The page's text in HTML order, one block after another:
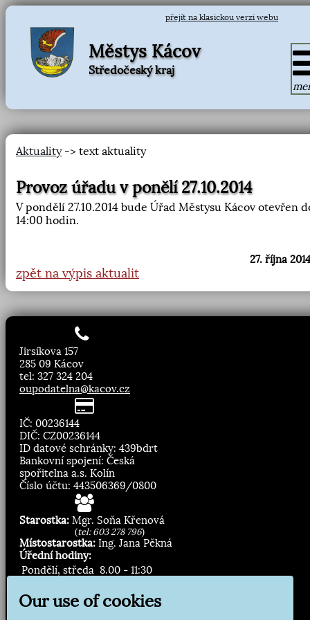
přejít na klasickou verzi webu
Městys Kácov
Středočeský kraj
Aktuality-> text aktuality
Provoz úřadu v ponělí 27.10.2014
V pondělí 27.10.2014 bude Úřad Městysu Kácov otevřen
14:00 hodin.
27. října
zpět na výpis aktualit
Jirsíkova 157
285 09 Kácov
tel: 327 324 204
oupodatelna@kacov.cz
IČ: 00236144
DIČ: CZ00236144
ID datové schránky: 439bdrt
Bankovní spojení: Česká
spořitelna a.s. Kolín
Číslo účtu: 443506369/0800
Starostka: Mgr. Soňa Křenová
(tel: 603 278 796)
Místostarostka: Ing. Jana Pěkná
Úřední hodiny:
Pondělí, středa 8.00 - 11:30
Our use of cookies